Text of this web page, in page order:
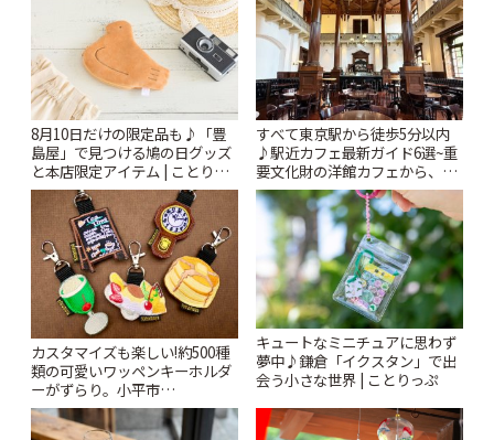
8月10日だけの限定品も♪「豊
島屋」で見つける鳩の日グッズ
と本店限定アイテム | ことりっ
ぷ
すべて東京駅から徒歩5分以内
♪駅近カフェ最新ガイド6選~重
要文化財の洋館カフェから、改
札すぐのレトロ喫茶まで~ | こと
りっぷ
カスタマイズも楽しい!約500種
類の可愛いワッペンキーホルダ
ーがずらり。小平市
「Kimamaya T&K」 | ことりっ
ぷ
キュートなミニチュアに思わず
夢中♪鎌倉「イクスタン」で出
会う小さな世界 | ことりっぷ